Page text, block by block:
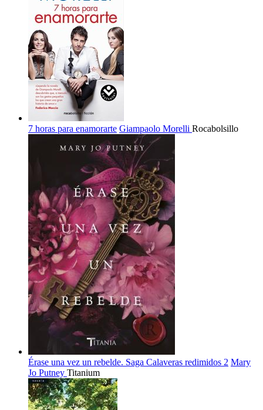
7 horas para enamorarte Giampaolo Morelli Rocabolsillo
Érase una vez un rebelde. Saga Calaveras redimidos 2 Mary
Jo Putney Titanium